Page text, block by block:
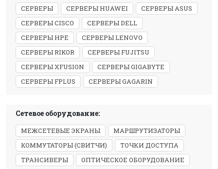
СЕРВЕРЫ СЕРВЕРЫ HUAWEI
СЕРВЕРЫ ASUS
СЕРВЕРЫ CISCO
СЕРВЕРЫ DELL
СЕРВЕРЫ HPE
СЕРВЕРЫ LENOVO
СЕРВЕРЫ RIKOR
СЕРВЕРЫ FUJITSU
СЕРВЕРЫ XFUSION
СЕРВЕРЫ GIGABYTE
СЕРВЕРЫ FPLUS
СЕРВЕРЫ GAGARIN
Сетевое оборудование:
МЕЖСЕТЕВЫЕ ЭКРАНЫ
МАРШРУТИЗАТОРЫ
КОММУТАТОРЫ (СВИТЧИ)
ТОЧКИ ДОСТУПА
ТРАНСИВЕРЫ
ОПТИЧЕСКОЕ ОБОРУДОВАНИЕ